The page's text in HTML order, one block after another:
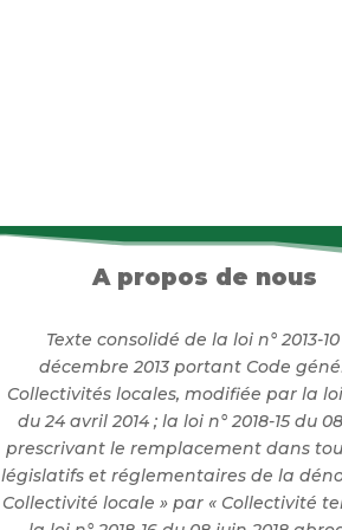
A propos de nous
Texte consolidé de la loi n° 2013-
décembre 2013 portant Code
Collectivités locales, modifiée par la loi
du 24 avril 2014 ; la loi n° 2018-15 du
prescrivant le remplacement dans
législatifs et réglementaires de la
Collectivité locale » par « Collectivité